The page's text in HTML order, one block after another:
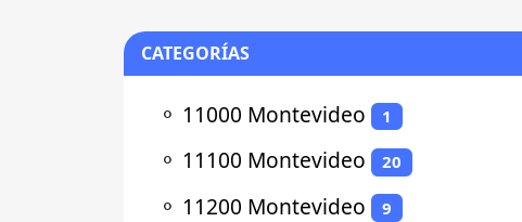
CATEGORÍAS
⚬ 11000 Montevideo 1
⚬ 11100 Montevideo 20
⚬ 11200 Montevideo 9